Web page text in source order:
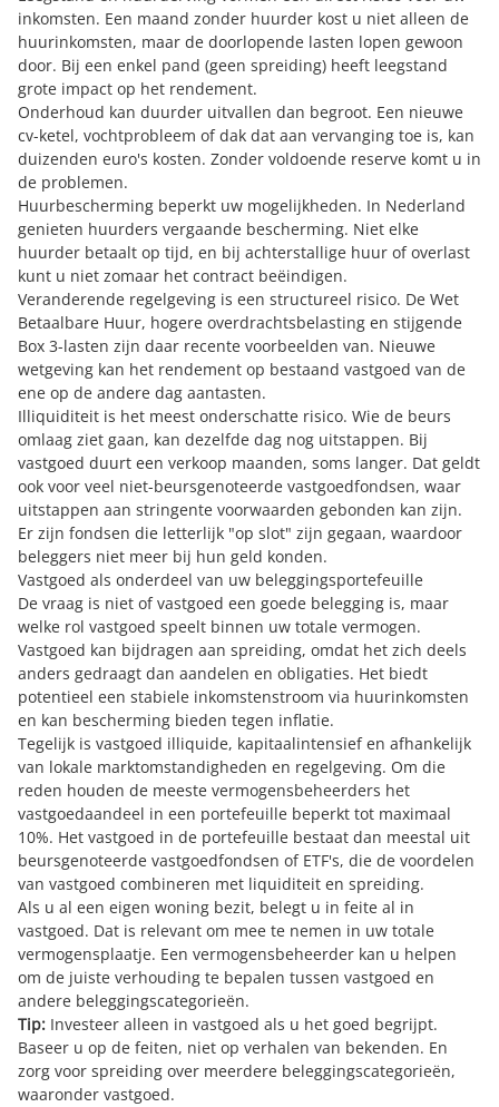
inkomsten. Een maand zonder huurder kost u niet alleen de
huurinkomsten, maar de doorlopende lasten lopen gewoon
door. Bij een enkel pand (geen spreiding) heeft leegstand
grote impact op het rendement.
Onderhoud kan duurder uitvallen dan begroot. Een nieuwe
cv-ketel, vochtprobleem of dak dat aan vervanging toe is, kan
duizenden euro's kosten. Zonder voldoende reserve komt u in
de problemen.
Huurbescherming beperkt uw mogelijkheden. In Nederland
genieten huurders vergaande bescherming. Niet elke
huurder betaalt op tijd, en bij achterstallige huur of overlast
kunt u niet zomaar het contract beëindigen.
Veranderende regelgeving is een structureel risico. De Wet
Betaalbare Huur, hogere overdrachtsbelasting en stijgende
Box 3-lasten zijn daar recente voorbeelden van. Nieuwe
wetgeving kan het rendement op bestaand vastgoed van de
ene op de andere dag aantasten.
Illiquiditeit is het meest onderschatte risico. Wie de beurs
omlaag ziet gaan, kan dezelfde dag nog uitstappen. Bij
vastgoed duurt een verkoop maanden, soms langer. Dat geldt
ook voor veel niet-beursgenoteerde vastgoedfondsen, waar
uitstappen aan stringente voorwaarden gebonden kan zijn.
Er zijn fondsen die letterlijk "op slot" zijn gegaan, waardoor
beleggers niet meer bij hun geld konden.
Vastgoed als onderdeel van uw beleggingsportefeuille
De vraag is niet of vastgoed een goede belegging is, maar
welke rol vastgoed speelt binnen uw totale vermogen.
Vastgoed kan bijdragen aan spreiding, omdat het zich deels
anders gedraagt dan aandelen en obligaties. Het biedt
potentieel een stabiele inkomstenstroom via huurinkomsten
en kan bescherming bieden tegen inflatie.
Tegelijk is vastgoed illiquide, kapitaalintensief en afhankelijk
van lokale marktomstandigheden en regelgeving. Om die
reden houden de meeste vermogensbeheerders het
vastgoedaandeel in een portefeuille beperkt tot maximaal
10%. Het vastgoed in de portefeuille bestaat dan meestal uit
beursgenoteerde vastgoedfondsen of ETF's, die de voordelen
van vastgoed combineren met liquiditeit en spreiding.
Als u al een eigen woning bezit, belegt u in feite al in
vastgoed. Dat is relevant om mee te nemen in uw totale
vermogensplaatje. Een vermogensbeheerder kan u helpen
om de juiste verhouding te bepalen tussen vastgoed en
andere beleggingscategorieën.
Tip: Investeer alleen in vastgoed als u het goed begrijpt.
Baseer u op de feiten, niet op verhalen van bekenden. En
zorg voor spreiding over meerdere beleggingscategorieën,
waaronder vastgoed.